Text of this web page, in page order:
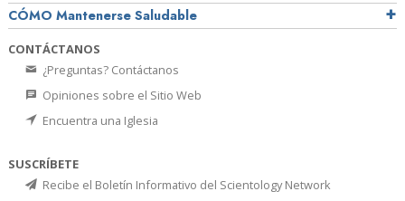
CÓMO Mantenerse Saludable
CONTÁCTANOS
¿Preguntas? Contáctanos
Opiniones sobre el Sitio Web
Encuentra una Iglesia
SUSCRÍBETE
Recibe el Boletín Informativo del Scientology Network